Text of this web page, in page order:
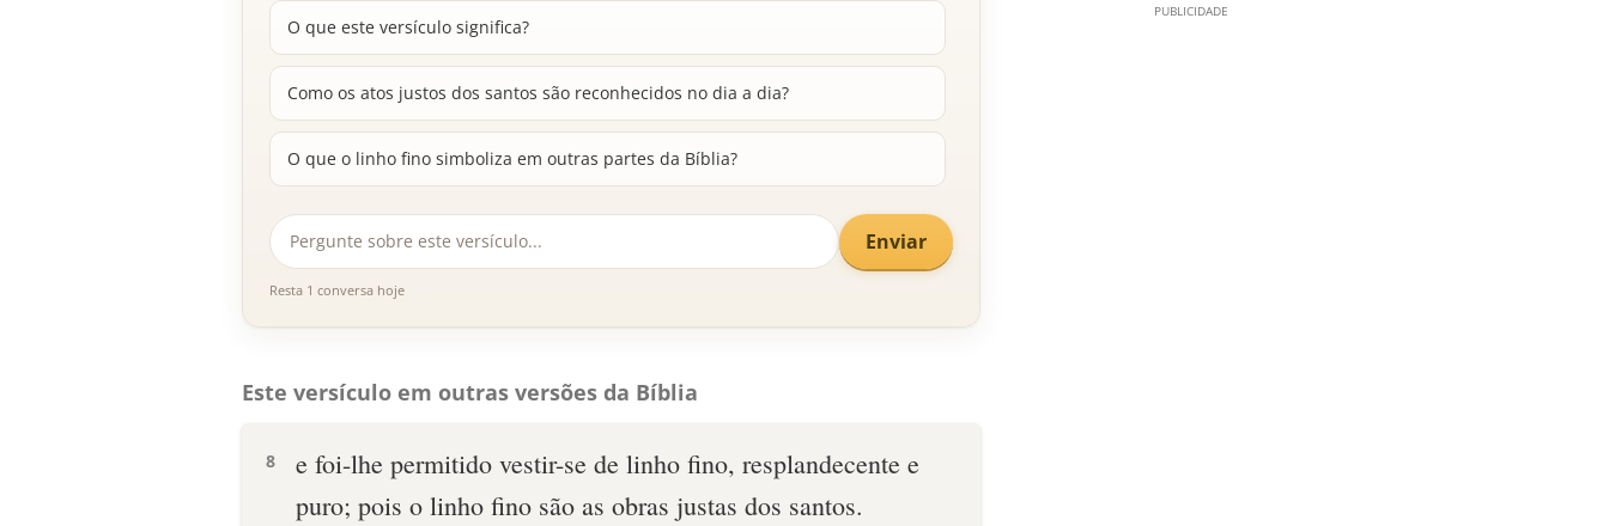
O que este versículo significa?
Como os atos justos dos santos são reconhecidos no dia a dia?
O que o linho fino simboliza em outras partes da Bíblia?
Enviar
Resta 1 conversa hoje
Este versículo em outras versões da Bíblia
8
e foi-lhe permitido vestir-se de linho fino, resplandecente e
puro; pois o linho fino são as obras justas dos santos.